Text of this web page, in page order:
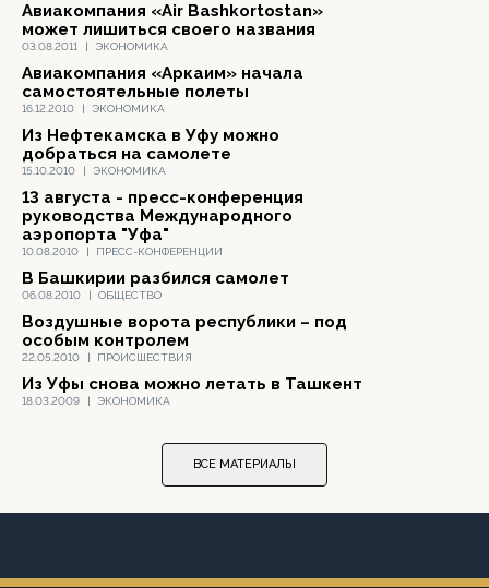
03.08.2011 | ЭКОНОМИКА
Авиакомпания «Air Bashkortostan»
может лишиться своего названия
16.12.2010 | ЭКОНОМИКА
Авиакомпания «Аркаим» начала
самостоятельные полеты
15.10.2010 | ЭКОНОМИКА
Из Нефтекамска в Уфу можно
добраться на самолете
10.08.2010 | ПРЕСС-КОНФЕРЕНЦИИ
13 августа - пресс-конференция
руководства Международного
аэропорта "Уфа"
06.08.2010 | ОБЩЕСТВО
В Башкирии разбился самолет
22.05.2010 | ПРОИСШЕСТВИЯ
Воздушные ворота республики – под
особым контролем
18.03.2009 | ЭКОНОМИКА
Из Уфы снова можно летать в Ташкент
ВСЕ МАТЕРИАЛЫ